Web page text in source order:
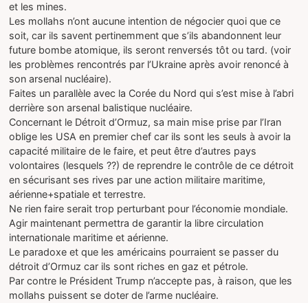
et les mines.
Les mollahs n’ont aucune intention de négocier quoi que ce
soit, car ils savent pertinemment que s’ils abandonnent leur
future bombe atomique, ils seront renversés tôt ou tard. (voir
les problèmes rencontrés par l’Ukraine après avoir renoncé à
son arsenal nucléaire).
Faites un parallèle avec la Corée du Nord qui s’est mise à l’abri
derrière son arsenal balistique nucléaire.
Concernant le Détroit d’Ormuz, sa main mise prise par l’Iran
oblige les USA en premier chef car ils sont les seuls à avoir la
capacité militaire de le faire, et peut être d’autres pays
volontaires (lesquels ??) de reprendre le contrôle de ce détroit
en sécurisant ses rives par une action militaire maritime,
aérienne+spatiale et terrestre.
Ne rien faire serait trop perturbant pour l’économie mondiale.
Agir maintenant permettra de garantir la libre circulation
internationale maritime et aérienne.
Le paradoxe et que les américains pourraient se passer du
détroit d’Ormuz car ils sont riches en gaz et pétrole.
Par contre le Président Trump n’accepte pas, à raison, que les
mollahs puissent se doter de l’arme nucléaire.